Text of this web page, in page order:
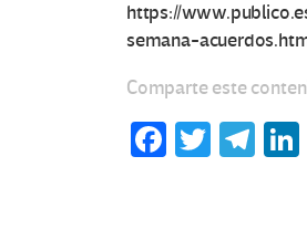
https://
semana-
Comparte este
Fa T
Te